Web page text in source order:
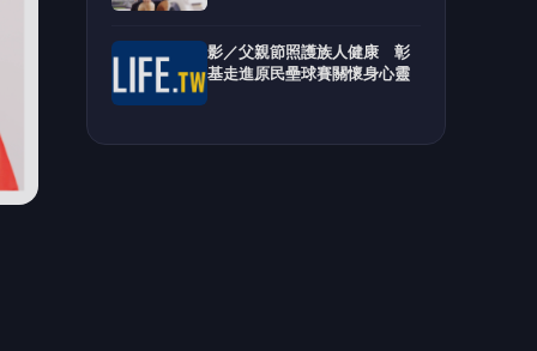
影／父親節照護族人健康 彰
基走進原民壘球賽關懷身心靈